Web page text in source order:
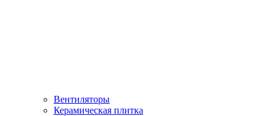
Вентиляторы
Керамическая плитка